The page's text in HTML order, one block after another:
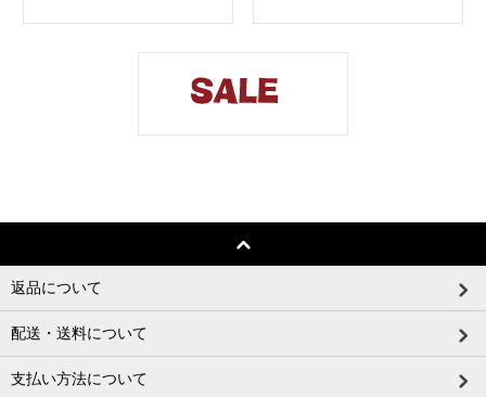
返品について
配送・送料について
支払い方法について